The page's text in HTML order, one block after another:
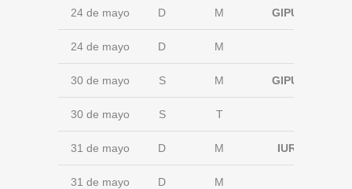
24 de mayo D M GIPUZKOA
24 de mayo D M
30 de mayo S M GIPUZKOA
30 de mayo S T
31 de mayo D M IURRETA
31 de mayo D M